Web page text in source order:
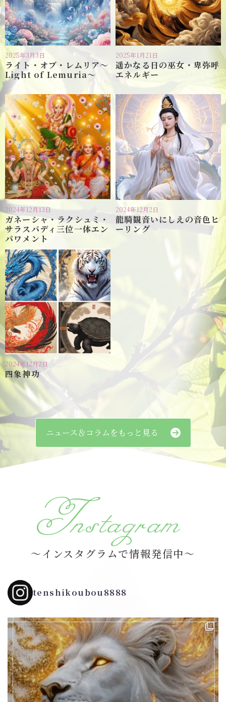
2025年3月3日
ライト・オブ・レムリア〜
Light of Lemuria〜
2025年1月21日
遥かなる日の巫女・卑弥呼
エネルギー
2024年12月13日
ガネーシャ・ラクシュミ・
サラスバディ三位一体エン
パワメント
2024年12月2日
龍騎観音いにしえの音色ヒ
ーリング
2024年12月2日
四象神功
ニュース＆コラムをもっと見る
Instagram
～インスタグラムで情報発信中～
tenshikoubou8888